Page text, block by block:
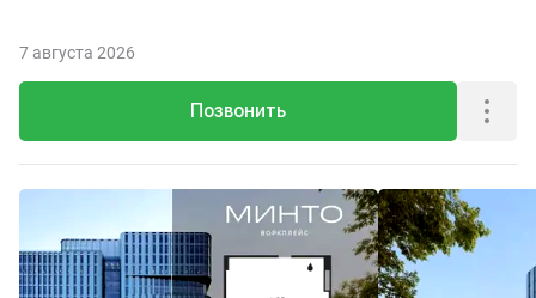
Позвонить
7 августа 2026